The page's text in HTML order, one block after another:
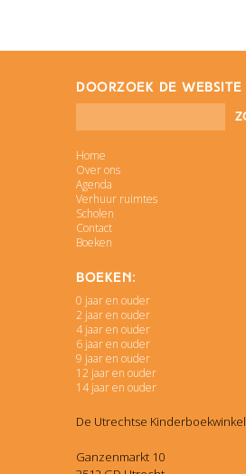
doorzoek de website
Home
Over ons
Agenda
Verhuur ruimtes
Scholen
Contact
Boeken
Boeken:
0 jaar en ouder
2 jaar en ouder
4 jaar en ouder
6 jaar en ouder
9 jaar en ouder
12 jaar en ouder
14 jaar en ouder
De Utrechtse Kinderboekwinkel
Ganzenmarkt 10